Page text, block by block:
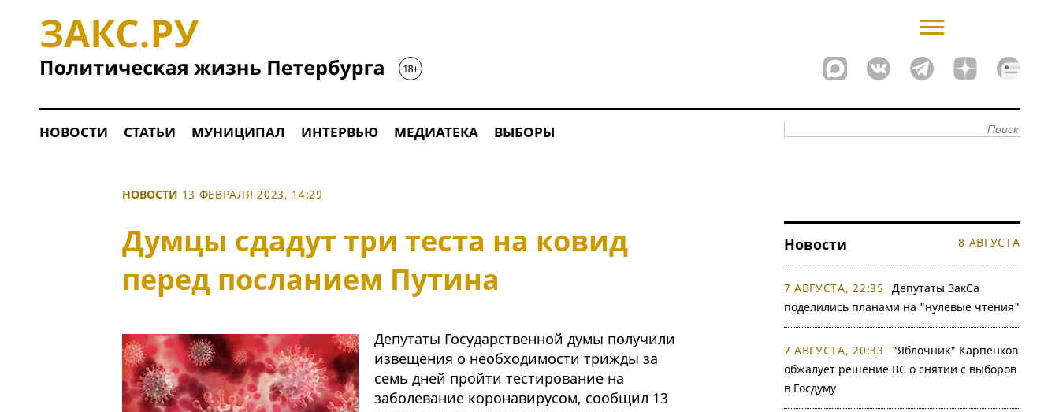
НОВОСТИ СТАТЬИ МУНИЦИПАЛ ИНТЕРВЬЮ МЕДИАТЕКА ВЫБОРЫ
НОВОСТИ 13 ФЕВРАЛЯ 2023, 14:29
Думцы сдадут три теста на ковид
перед посланием Путина
Депутаты Государственной думы получили
извещения о необходимости трижды за
семь дней пройти тестирование на
заболевание коронавирусом, сообщил 13
Новости 8 АВГУСТА
7 АВГУСТА, 22:35
Депутаты ЗакСа
поделились планами на "нулевые чтения"
7 АВГУСТА, 20:33
"Яблочник" Карпенков
обжалует решение ВС о снятии с выборов
в Госдуму